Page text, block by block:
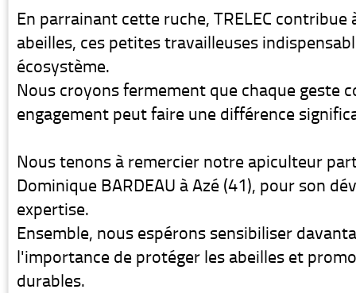
En parrainant cette ruche, TRELEC
abeilles, ces petites travailleuses
écosystème.
Nous croyons fermement que chaque geste
engagement peut faire une différence
Nous tenons à remercier notre apiculteur
Dominique BARDEAU à Azé (41), pour son
expertise.
Ensemble, nous espérons sensibiliser
l'importance de protéger les abeilles et
durables.